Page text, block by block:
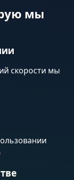
мы
скорости мы